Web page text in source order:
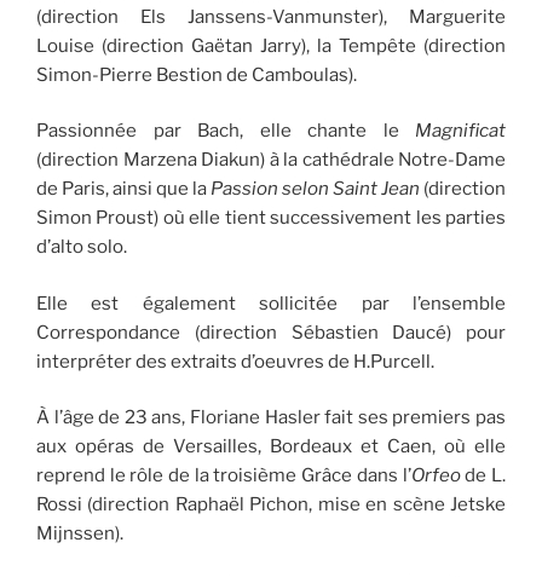
(direction Els Janssens-Vanmunster), Marguerite
Louise (direction Gaëtan Jarry), la Tempête (direction
Simon-Pierre Bestion de Camboulas).
Passionnée par Bach, elle chante le Magnificat
(direction Marzena Diakun) à la cathédrale Notre-Dame
de Paris, ainsi que la Passion selon Saint Jean (direction
Simon Proust) où elle tient successivement les parties
d’alto solo.
Elle est également sollicitée par l’ensemble
Correspondance (direction Sébastien Daucé) pour
interpréter des extraits d’oeuvres de H.Purcell.
À l’âge de 23 ans, Floriane Hasler fait ses premiers pas
aux opéras de Versailles, Bordeaux et Caen, où elle
reprend le rôle de la troisième Grâce dans l’Orfeode L.
Rossi (direction Raphaël Pichon, mise en scène Jetske
Mijnssen).